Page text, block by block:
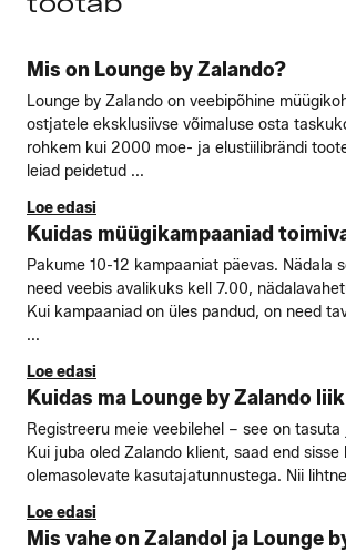
Mis on Lounge by Zalando?
Lounge by Zalando on veebipõhine
ostjatele eksklusiivse võimaluse osta
rohkem kui 2000 moe- ja elustiilibrändi
leiad peidetud ...
Loe edasi
Kuidas müügikampaaniad
Pakume 10-12 kampaaniat päevas. Nädala
need veebis avalikuks kell 7.00,
Kui kampaaniad on üles pandud, on need
...
Loe edasi
Kuidas ma Lounge by Zalando
Registreeru meie veebilehel – see on tasuta
Kui juba oled Zalando klient, saad end sisse
olemasolevate kasutajatunnustega. Nii
Loe edasi
Mis vahe on Zalandol ja Lounge